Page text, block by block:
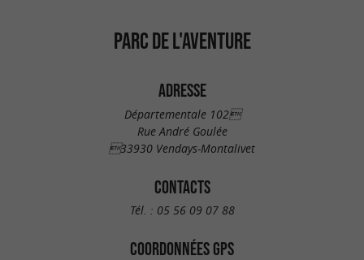
PARC DE L'AVENTURE
ADRESSE
Départementale 102
Rue André Goulée
33930 Vendays-Montalivet
CONTACTS
Tél. : 05 56 09 07 88
COORDONNÉES GPS